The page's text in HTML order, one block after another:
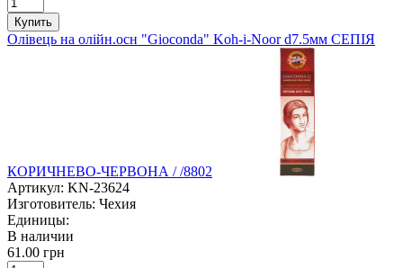
Купить
Олівець на олійн.осн "Gioconda" Koh-i-Noor d7.5мм СЕПІЯ
КОРИЧНЕВО-ЧЕРВОНА / /8802
Артикул: KN-23624
Изготовитель: Чехия
Единицы:
В наличии
61.00 грн